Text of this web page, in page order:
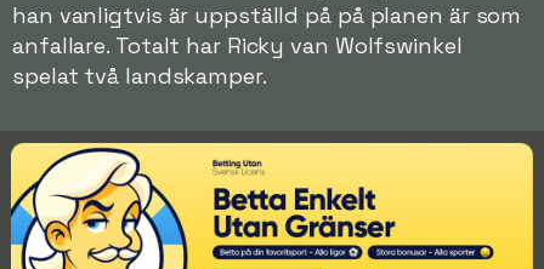
han vanligtvis är uppställd på på planen är som
anfallare. Totalt har Ricky van Wolfswinkel
spelat två landskamper.